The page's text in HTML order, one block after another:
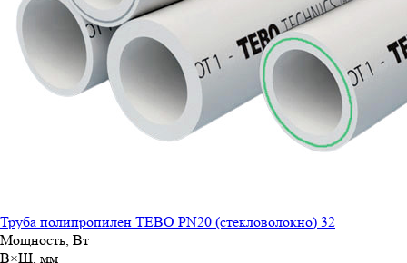
Труба полипропилен TEBO PN20 (стекловолокно) 32
Мощность, Вт
В×Ш, мм